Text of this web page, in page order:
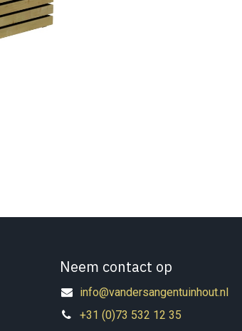
Neem contact op
info@vandersangentuinhout.nl
+31 (0)73 532 12 35